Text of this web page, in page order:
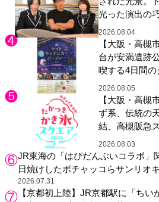
光った演出の
2026.08.04
【大阪・高槻
台が安満遺跡
喫する4日間の
2026.08.05
【大阪・高槻
ず系、伝統の
結、高槻阪急
り
2026.08.03
JR東海の「はぴだんぶいコラボ」
日焼けしたポチャッコらサンリオ
グッズが登場
2026.07.31
【京都初上陸】JR京都駅に「ち